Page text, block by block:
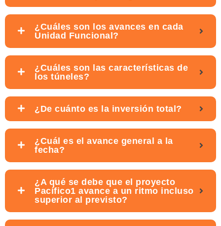
¿Cuáles son los avances en cada
Unidad Funcional?
¿Cuáles son las características de
los túneles?
¿De cuánto es la inversión total?
¿Cuál es el avance general a la
fecha?
¿A qué se debe que el proyecto
Pacífico1 avance a un ritmo incluso
superior al previsto?